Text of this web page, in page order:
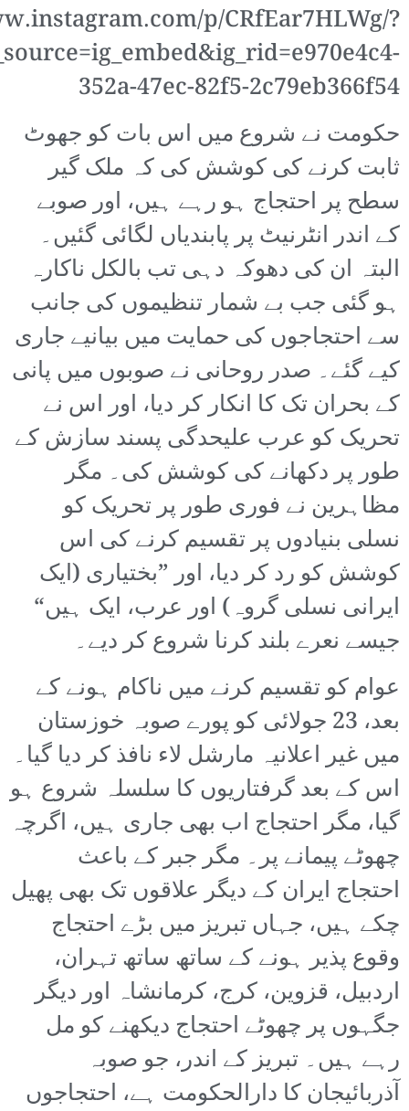
p/CRfEar7HLWg/?
352a-47ec-82f5-2c79eb366f54
حکومت نے شروع میں اس بات کو جھوٹ
ثابت کرنے کی کوشش کی کہ ملک گیر
سطح پر احتجاج ہو رہے ہیں، اور صوبے
کے اندر انٹرنیٹ پر پابندیاں لگائی گئیں۔
البتہ ان کی دھوکہ دہی تب بالکل ناکارہ
ہو گئی جب بے شمار تنظیموں کی جانب
سے احتجاجوں کی حمایت میں بیانیے جاری
کیے گئے۔ صدر روحانی نے صوبوں میں پانی
کے بحران تک کا انکار کر دیا، اور اس نے
تحریک کو عرب علیحدگی پسند سازش کے
طور پر دکھانے کی کوشش کی۔ مگر
مظاہرین نے فوری طور پر تحریک کو
نسلی بنیادوں پر تقسیم کرنے کی اس
کوشش کو رد کر دیا، اور ”بختیاری (ایک
ایرانی نسلی گروہ) اور عرب، ایک ہیں“
جیسے نعرے بلند کرنا شروع کر دیے۔
عوام کو تقسیم کرنے میں ناکام ہونے کے
بعد، 23 جولائی کو پورے صوبہ خوزستان
میں غیر اعلانیہ مارشل لاء نافذ کر دیا گیا۔
اس کے بعد گرفتاریوں کا سلسلہ شروع ہو
گیا، مگر احتجاج اب بھی جاری ہیں، اگرچہ
چھوٹے پیمانے پر۔ مگر جبر کے باعث
احتجاج ایران کے دیگر علاقوں تک بھی پھیل
چکے ہیں، جہاں تبریز میں بڑے احتجاج
وقوع پذیر ہونے کے ساتھ ساتھ تہران،
اردبیل، قزوین، کرج، کرمانشاہ اور دیگر
جگہوں پر چھوٹے احتجاج دیکھنے کو مل
رہے ہیں۔ تبریز کے اندر، جو صوبہ
آذربائیجان کا دارالحکومت ہے، احتجاجوں